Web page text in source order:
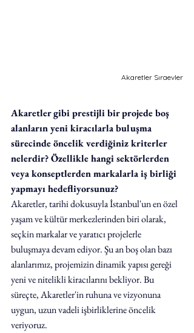
Akaretler Sıraevler
Akaretler gibi prestijli bir projede boş
alanların yeni kiracılarla buluşma
sürecinde öncelik verdiğiniz kriterler
nelerdir? Özellikle hangi sektörlerden
veya konseptlerden markalarla iş birliği
yapmayı hedefliyorsunuz?
Akaretler, tarihi dokusuyla İstanbul'un en özel
yaşam ve kültür merkezlerinden biri olarak,
seçkin markalar ve yaratıcı projelerle
buluşmaya devam ediyor. Şu an boş olan bazı
alanlarımız, projemizin dinamik yapısı gereği
yeni ve nitelikli kiracılarını bekliyor. Bu
süreçte, Akaretler'in ruhuna ve vizyonuna
uygun, uzun vadeli işbirliklerine öncelik
veriyoruz.